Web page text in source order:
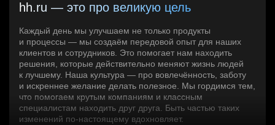
hh.ru — это про великую цель
Каждый день мы улучшаем не только продукты
и процессы — мы создаём передовой опыт для наших
клиентов и сотрудников. Это помогает нам находить
решения, которые действительно меняют жизнь людей
к лучшему. Наша культура — про вовлечённость, заботу
и искреннее желание делать полезное. Мы гордимся тем,
что помогаем крутым компаниям и классным
специалистам находить друг друга. Быть частью таких
изменений по‑настоящему вдохновляет.